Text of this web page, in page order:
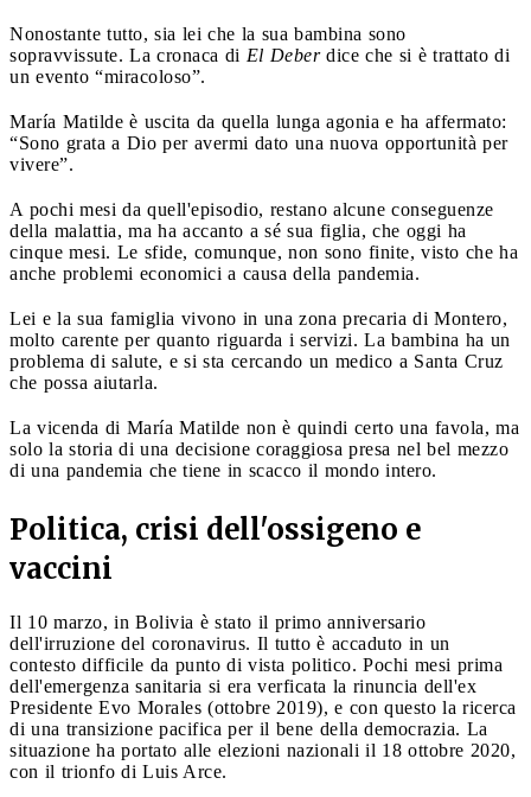
Nonostante tutto, sia lei che la sua bambina sono
sopravvissute. La cronaca di El Deberdice che si è trattato di
un evento “miracoloso”.
María Matilde è uscita da quella lunga agonia e ha affermato:
“Sono grata a Dio per avermi dato una nuova opportunità per
vivere”.
A pochi mesi da quell'episodio, restano alcune conseguenze
della malattia, ma ha accanto a sé sua figlia, che oggi ha
cinque mesi. Le sfide, comunque, non sono finite, visto che ha
anche problemi economici a causa della pandemia.
Lei e la sua famiglia vivono in una zona precaria di Montero,
molto carente per quanto riguarda i servizi. La bambina ha un
problema di salute, e si sta cercando un medico a Santa Cruz
che possa aiutarla.
La vicenda di María Matilde non è quindi certo una favola, ma
solo la storia di una decisione coraggiosa presa nel bel mezzo
di una pandemia che tiene in scacco il mondo intero.
Politica, crisi dell'ossigeno e
vaccini
Il 10 marzo, in Bolivia è stato il primo anniversario
dell'irruzione del coronavirus. Il tutto è accaduto in un
contesto difficile da punto di vista politico. Pochi mesi prima
dell'emergenza sanitaria si era verficata la rinuncia dell'ex
Presidente Evo Morales (ottobre 2019), e con questo la ricerca
di una transizione pacifica per il bene della democrazia. La
situazione ha portato alle elezioni nazionali il 18 ottobre 2020,
con il trionfo di Luis Arce.